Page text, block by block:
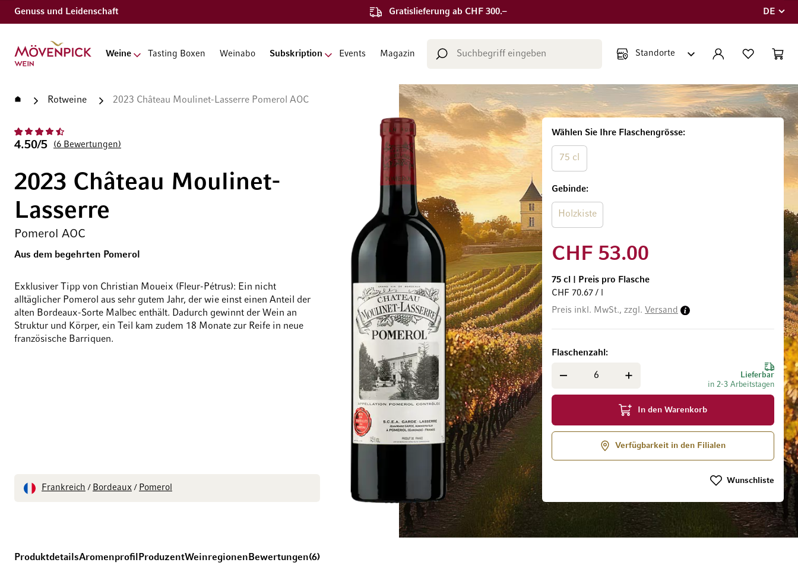
Genuss und Leidenschaft Gratislieferung ab CHF 300.–
Sprache
DE
Zur Startseite
Weine Tasting Boxen Weinabo Subskription Events Magazin
Suche KONTO WUNSCHLISTE
StartseiteRotweine 2023 Château Moulinet-Lasserre Pomerol AOC
4.50/5 6 Bewertungen
2023 Château Moulinet-
Lasserre
Pomerol AOC
Aus dem begehrten Pomerol
Exklusiver Tipp von Christian Moueix (Fleur-Pétrus): Ein nicht
alltäglicher Pomerol aus sehr gutem Jahr, der wie einst einen Anteil der
alten Bordeaux-Sorte Malbec enthält. Dadurch gewinnt der Wein an
Struktur und Körper, ein Teil kam zudem 18 Monate zur Reife in neue
französische Barriquen.
Frankreich / Bordeaux / Pomerol
Wählen Sie Ihre Flaschengrösse
75 cl
Gebinde
Holzkiste
CHF 53.00
75 cl
Preis pro Flasche
CHF 70.67 / l
Preis inkl. MwSt., zzgl. Versand
Lieferbar
in 2-3 Arbeitstagen
Flaschenzahl
In den Warenkorb
Verfügbarkeit in den Filialen
Wunschliste
Zum Ende der Bildgalerie springenZum Anfang der Bildgalerie springen
ProduktdetailsAromenprofil ProduzentWeinregionen Bewertungen 6